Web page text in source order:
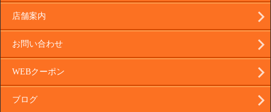
店舗案内
お問い合わせ
WEBクーポン
ブログ